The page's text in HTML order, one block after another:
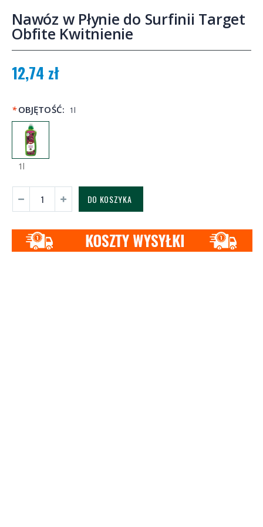
Nawóz w Płynie do Surfinii Target
Obfite Kwitnienie
12,74 zł
*OBJĘTOŚĆ: 1l
1l
DO KOSZYKA